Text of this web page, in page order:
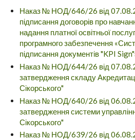
Наказ № НОД/646/26 від
підписання договорів про
надання платної освітньої
програмного забезпечення
підписання документів "KPI
Наказ № НОД/644/26 від
затвердження складу
Сікорського"
Наказ № НОД/640/26 від
затвердження системи
Сікорського"
Наказ № НОД/639/26 від